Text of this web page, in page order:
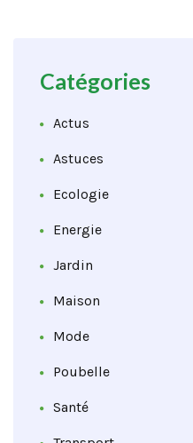
Catégories
Actus
Astuces
Ecologie
Energie
Jardin
Maison
Mode
Poubelle
Santé